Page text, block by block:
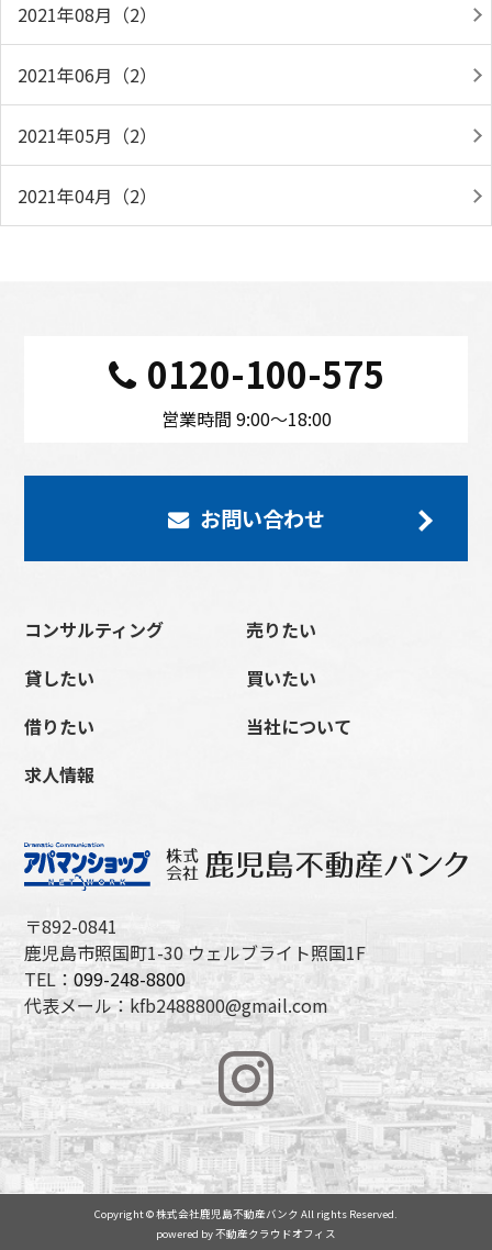
2021年08月（2）
2021年06月（2）
2021年05月（2）
2021年04月（2）
0120-100-575
営業時間 9:00〜18:00
お問い合わせ
コンサルティング
売りたい
貸したい
買いたい
借りたい
当社について
求人情報
〒892-0841
鹿児島市照国町1-30 ウェルブライト照国1F
TEL：099-248-8800
代表メール：kfb2488800@gmail.com
Copyright © 株式会社鹿児島不動産バンク All rights Reserved.
powered by 不動産クラウドオフィス